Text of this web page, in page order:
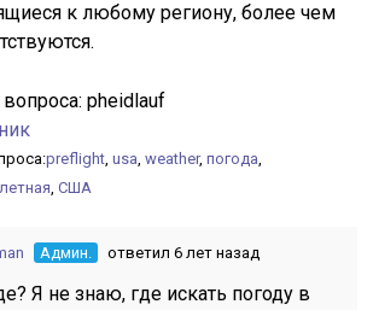
к любому региону, более чем
вопроса:pheidlauf
preflight,usa,weather,погода,
,США
Админ. ответил 6 лет назад
Я не знаю, где искать погоду в